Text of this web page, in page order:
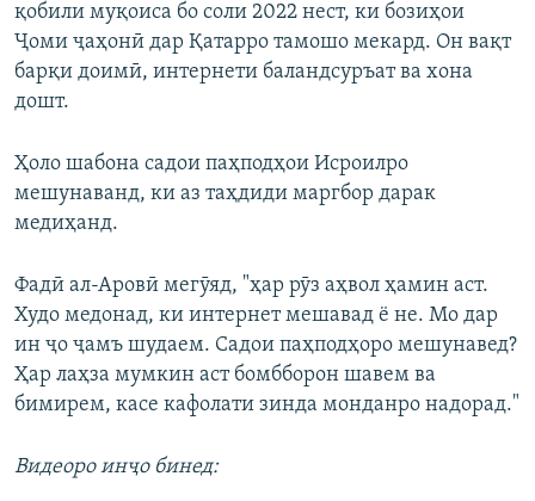
қобили муқоиса бо соли 2022 нест, ки бозиҳои
Ҷоми ҷаҳонӣ дар Қатарро тамошо мекард. Он вақт
барқи доимӣ, интернети баландсуръат ва хона
дошт.
Ҳоло шабона садои паҳподҳои Исроилро
мешунаванд, ки аз таҳдиди маргбор дарак
медиҳанд.
Фадӣ ал-Аровӣ мегӯяд, "ҳар рӯз аҳвол ҳамин аст.
Худо медонад, ки интернет мешавад ё не. Мо дар
ин ҷо ҷамъ шудаем. Садои паҳподҳоро мешунавед?
Ҳар лаҳза мумкин аст бомбборон шавем ва
бимирем, касе кафолати зинда монданро надорад."
Видеоро инҷо бинед: